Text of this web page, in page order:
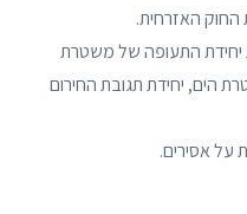
האזרחית.
יחידת התעופה של משטרת
הים, יחידת תגובת החירום
על אסירים.